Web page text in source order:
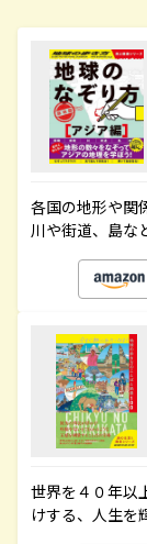
各国の地形や関
川や街道、島な
世界を４０年以
けする、人生を